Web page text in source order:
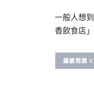
一般人想
香飲食店